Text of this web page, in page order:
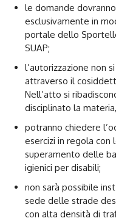
le domande
esclusivamente in
portale dello
SUAP;
l’autorizzazione non
attraverso il
Nell’atto si
disciplinato la
potranno chiedere
esercizi in regola con
superamento delle
igienici per disabili;
non sarà possibile
sede delle strade
con alta densità di